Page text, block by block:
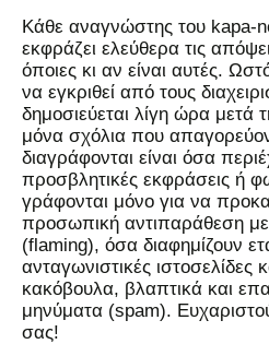
Kάθε αναγνώστης του kapa-
εκφράζει ελεύθερα τις
όποιες κι αν είναι αυτές.
να εγκριθεί από τους
δημοσιεύεται λίγη ώρα
μόνα σχόλια που
διαγράφονται είναι όσα
προσβλητικές εκφράσεις ή
γράφονται μόνο για να
προσωπική αντιπαράθεση
(flaming), όσα διαφημίζουν
ανταγωνιστικές ιστοσελίδες
κακόβουλα, βλαπτικά και
μηνύματα (spam).
σας!